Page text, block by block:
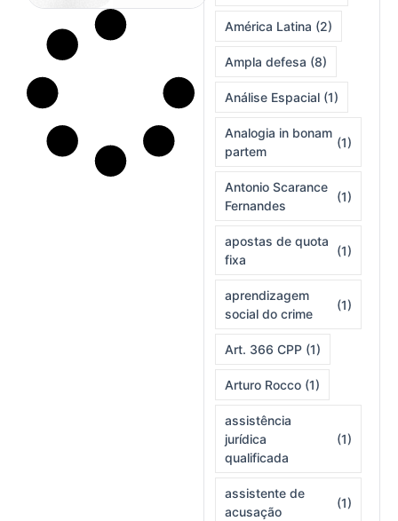
América Latina (2)
Ampla defesa (8)
Análise Espacial (1)
Analogia in bonam
partem
(1)
Antonio Scarance
Fernandes
(1)
apostas de quota
fixa
(1)
aprendizagem
social do crime
(1)
Art. 366 CPP (1)
Arturo Rocco (1)
assistência
jurídica
qualificada
(1)
assistente de
acusação
(1)